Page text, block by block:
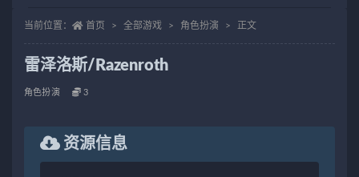
当前位置： 首页 全部游戏 角色扮演 正文
雷泽洛斯/Razenroth
角色扮演 3
资源信息